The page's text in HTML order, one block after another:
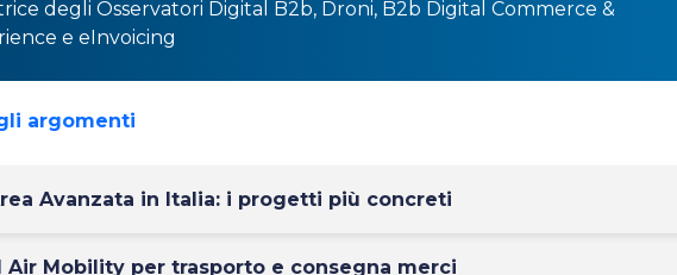
degli Osservatori Digital B2b, Droni, B2b Digital Commerce &
e eInvoicing
argomenti
Avanzata in Italia: i progetti più concreti
Air Mobility per trasporto e consegna merci